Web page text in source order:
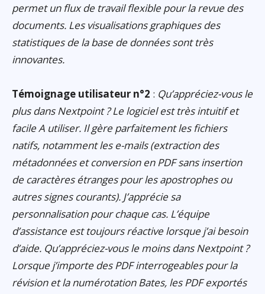
permet un flux de travail flexible pour la revue des
documents. Les visualisations graphiques des
statistiques de la base de données sont très
innovantes.
Témoignage utilisateur n°2 : Qu’appréciez-vous le
plus dans Nextpoint ? Le logiciel est très intuitif et
facile A utiliser. Il gère parfaitement les fichiers
natifs, notamment les e-mails (extraction des
métadonnées et conversion en PDF sans insertion
de caractères étranges pour les apostrophes ou
autres signes courants). J’apprécie sa
personnalisation pour chaque cas. L’équipe
d’assistance est toujours réactive lorsque j’ai besoin
d’aide. Qu’appréciez-vous le moins dans Nextpoint ?
Lorsque j’importe des PDF interrogeables pour la
révision et la numérotation Bates, les PDF exportés